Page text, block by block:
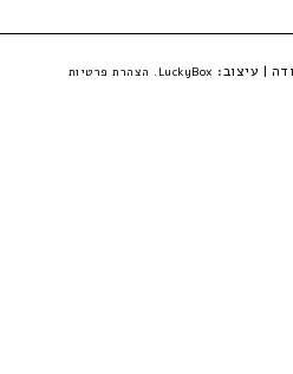
| עיצוב: LuckyBox. הצהרת פרטיות